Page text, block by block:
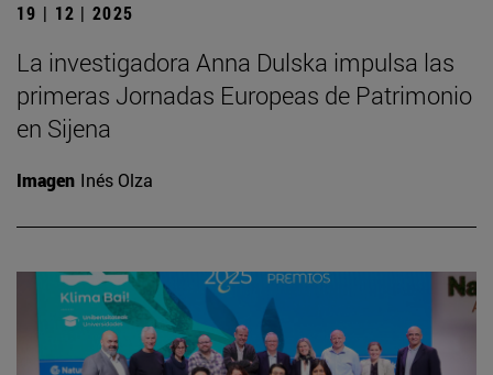
19 | 12 | 2025
La investigadora Anna Dulska impulsa las
primeras Jornadas Europeas de Patrimonio
en Sijena
Imagen Inés Olza